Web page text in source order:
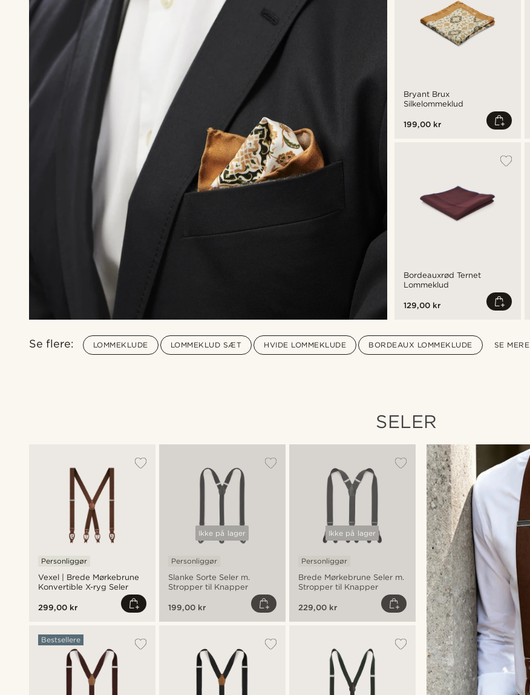
Bryant Brux
Silkelommeklud
199,00 kr
Bordeauxrød Ternet
Lommeklud
129,00 kr
Se flere: LOMMEKLUDE LOMMEKLUD SÆT HVIDE LOMMEKLUDE BORDEAUX LOMMEKLUDE SE MERE
SELER
Vexel | Brede Mørkebrune
Konvertible X-ryg Seler
Personliggør
299,00 kr
Bestsellere
Ikke på lager
Slanke Sorte Seler m.
Stropper til Knapper
Personliggør
199,00 kr
Ikke på lager
Brede Mørkebrune Seler m.
Stropper til Knapper
Personliggør
229,00 kr
Brede Mørkebrune Seler
Personliggør
229,00 kr
Bestsellere